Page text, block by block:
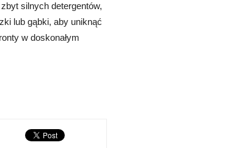
silnych detergentów,
lub gąbki, aby uniknąć
w doskonałym